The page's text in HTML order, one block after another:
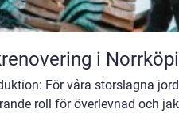
i
För våra storslagna
roll för överlevnad och